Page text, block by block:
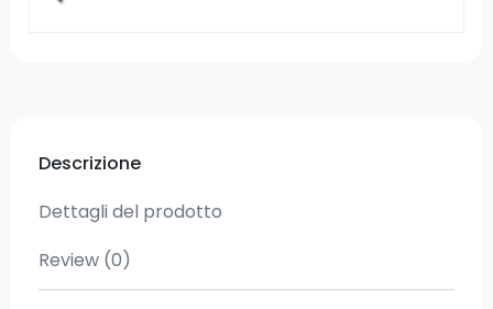
Descrizione
Dettagli del prodotto
Review (0)